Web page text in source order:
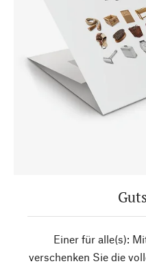
Einer für alle(s):
verschenken Sie die